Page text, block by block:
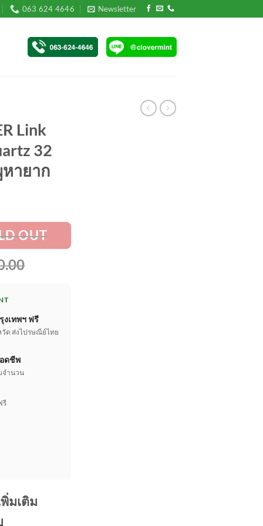
063 624 4646 Newsletter
Link
32
ายาก
Current
งเทพฯ ฟรี
วัด ส่งไปรษณีย์ไทย
ดชีพ
จำนวน
รี
มเติม